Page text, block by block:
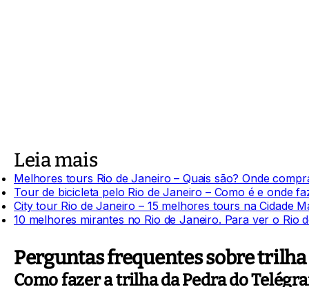
Leia mais
Melhores tours Rio de Janeiro – Quais são? Onde
Tour de bicicleta pelo Rio de Janeiro – Como é e onde
City tour Rio de Janeiro – 15 melhores tours na Cidade
10 melhores mirantes no Rio de Janeiro. Para ver o Rio
Perguntas frequentes sobre
Como fazer a trilha da Pedra do